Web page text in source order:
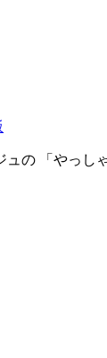
の 「やっ